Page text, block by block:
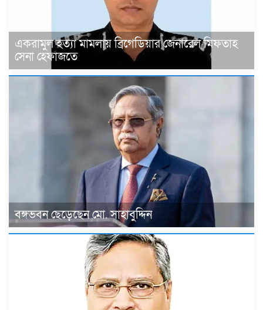
একরামুল হত্যা মামলায় ব্রিগেডিয়ার জেনারেল মিফতাহ
সেনা হেফাজতে
বঙ্গভবন ছেড়েছেন মো. সাহাবুদ্দিন